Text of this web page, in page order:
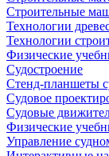
Строительные
Технологии
Технологии
Физические
Судостроение
Стенд-планшеты
Судовое
Судовые
Физические
Управление